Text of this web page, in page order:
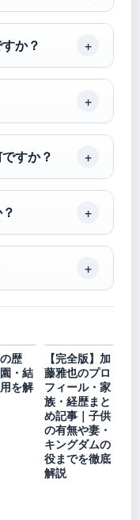
か？
すか？
歴
・結
を解
【完全版】加
藤雅也のプロ
フィール・家
族・経歴まと
め記事｜子供
の有無や妻・
キングダムの
役までを徹底
解説